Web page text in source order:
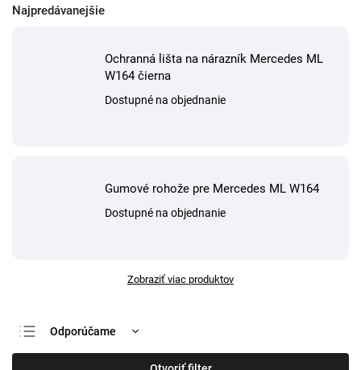
Najpredávanejšie
Ochranná lišta na nárazník Mercedes ML
W164 čierna
Dostupné na objednanie
Gumové rohože pre Mercedes ML W164
Dostupné na objednanie
Zobraziť viac produktov
Odporúčame
Najlacnejšie